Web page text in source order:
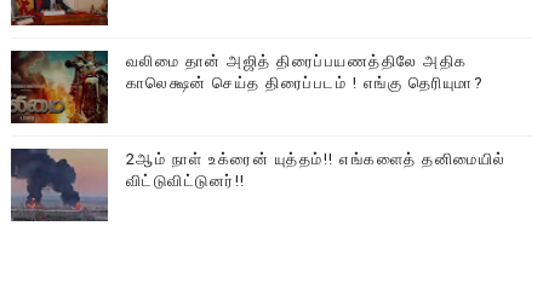
வலிமை தான் அஜித் திரைப்பயணத்திலே அதிக
காலெக்ஷன் செய்த திரைப்படம் ! எங்கு தெரியுமா?
2ஆம் நாள் உக்ரைன் யுத்தம்!! எங்களைத் தனிமையில்
விட்டுவிட்டுனர்!!